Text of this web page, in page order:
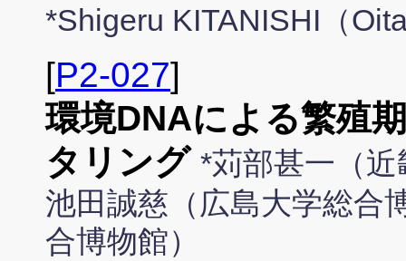
*Shigeru KITANISHI（
[P2-027]
環境DNAによる繁殖
タリング *苅部甚一（
池田誠慈（広島大学総合
合博物館）